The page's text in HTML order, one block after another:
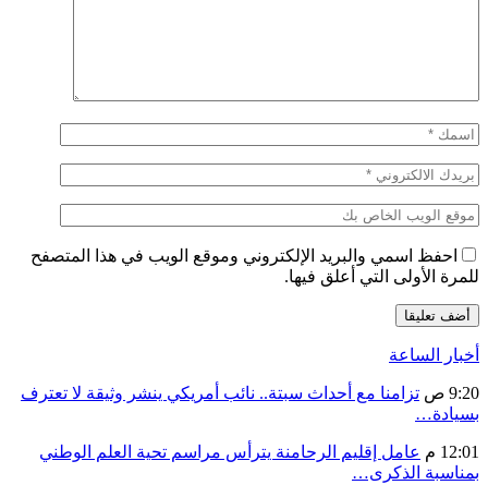
احفظ اسمي والبريد الإلكتروني وموقع الويب في هذا المتصفح
للمرة الأولى التي أعلق فيها.
أخبار الساعة
9:20 ص
تزامنا مع أحداث سبتة.. نائب أمريكي ينشر وثيقة لا تعترف
بسيادة…
12:01 م
عامل إقليم الرحامنة يترأس مراسم تحية العلم الوطني
بمناسبة الذكرى…